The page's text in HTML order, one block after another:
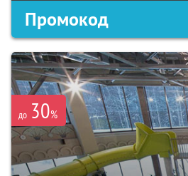
Промокод
до 30%